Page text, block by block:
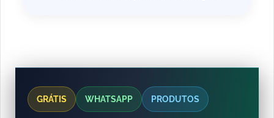
GRÁTIS WHATSAPP PRODUTOS